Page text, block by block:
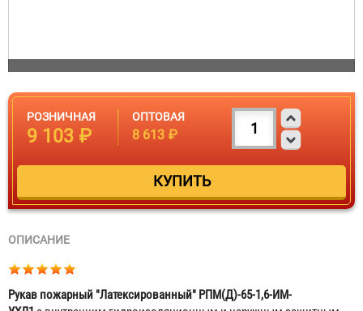
РОЗНИЧНАЯ
9 103 ₽
ОПТОВАЯ
8 613 ₽
ОПИСАНИЕ
Рукав пожарный "Латексированный" РПМ(Д)-65-1,6-ИМ-